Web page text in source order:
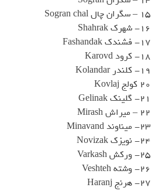
15 – سگران چال Sogran chal
16- شهرک Shahrak
17- فشندک Fashandak
18- کرود Karovd
19- کلندر Kolandar
20 کولج Kovlaj
21- گلینک Gelinak
22 – میراش Mirash
23- میناوند Minavand
24- نویزک Novizak
25- ورکش Varkash
26- وشته Veshteh
27- هرنج Haranj